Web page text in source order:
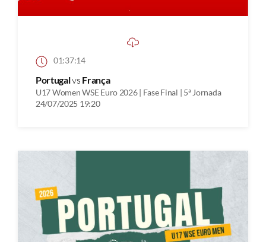
01:37:14
Portugalvs França
U17 Women WSE Euro 2026 | Fase Final | 5ª Jornada
24/07/2025 19:20